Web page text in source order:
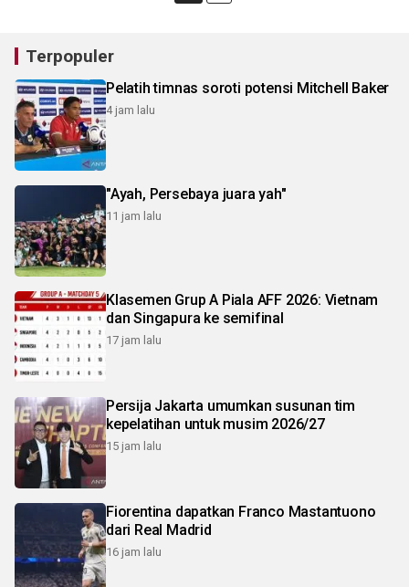
Terpopuler
Pelatih timnas soroti potensi Mitchell Baker
4 jam lalu
"Ayah, Persebaya juara yah"
11 jam lalu
Klasemen Grup A Piala AFF 2026: Vietnam
dan Singapura ke semifinal
17 jam lalu
Persija Jakarta umumkan susunan tim
kepelatihan untuk musim 2026/27
15 jam lalu
Fiorentina dapatkan Franco Mastantuono
dari Real Madrid
16 jam lalu